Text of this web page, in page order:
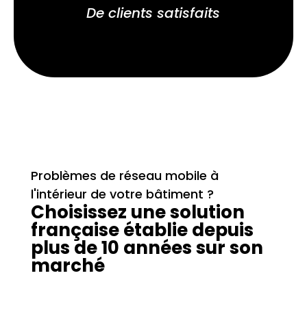
De clients satisfaits
Problèmes de réseau mobile à
l'intérieur de votre bâtiment ?
Choisissez une solution
française établie depuis
plus de 10 années sur son
marché